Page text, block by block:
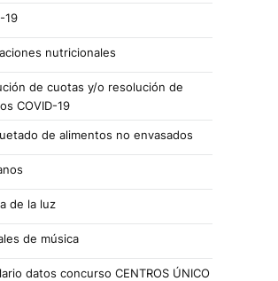
19
nutricionales
de cuotas y/o resolución de
COVID-19
de alimentos no envasados
de la luz
de música
datos concurso CENTROS ÚNICO